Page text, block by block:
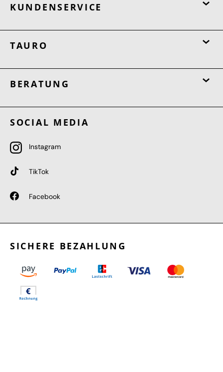
KUNDENSERVICE
TAURO
BERATUNG
SOCIAL MEDIA
Instagram
TikTok
Facebook
SICHERE BEZAHLUNG